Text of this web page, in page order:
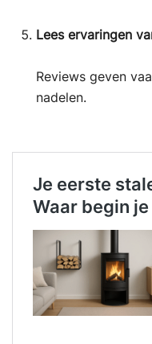
Lees ervaringen
Reviews geven
nadelen.